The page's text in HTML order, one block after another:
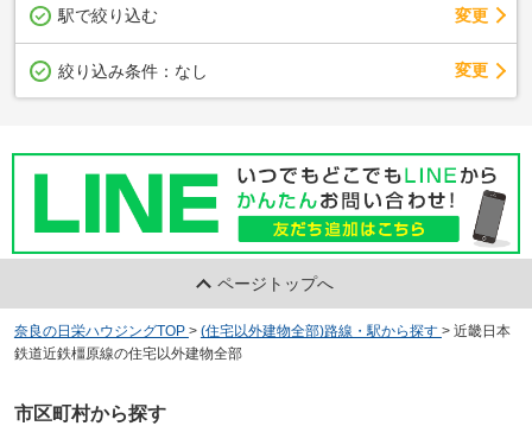
駅で絞り込む 変更
絞り込み条件： なし 変更
ページトップへ
奈良の日栄ハウジングTOP > (住宅以外建物全部)路線・駅から探す > 近畿日本
鉄道近鉄橿原線の住宅以外建物全部
市区町村から探す